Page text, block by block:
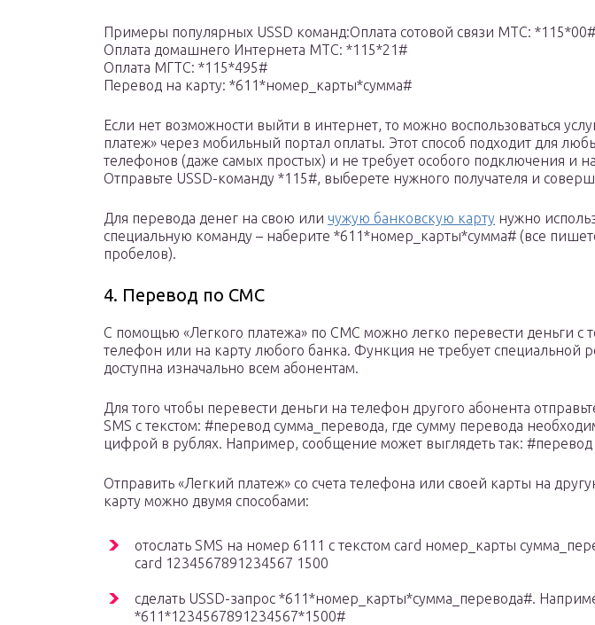
Примеры популярных USSD команд:Оплата сотовой связи МТС: *115*00#
Оплата домашнего Интернета МТС: *115*21#
Оплата МГТС: *115*495#
Перевод на карту: *611*номер_карты*сумма#
Если нет возможности выйти в интернет, то можно воспользоваться
платеж» через мобильный портал оплаты. Этот способ подходит для
телефонов (даже самых простых) и не требует особого подключения и
Отправьте USSD-команду *115#, выберете нужного получателя и
Для перевода денег на свою или чужую банковскую карту нужно
специальную команду – наберите *611*номер_карты*сумма# (все
пробелов).
4. Перевод по СМС
С помощью «Легкого платежа» по СМС можно легко перевести деньги с
телефон или на карту любого банка. Функция не требует специальной
доступна изначально всем абонентам.
Для того чтобы перевести деньги на телефон другого абонента
SMS с текстом: #перевод сумма_перевода, где сумму перевода
цифрой в рублях. Например, сообщение может выглядеть так: #перевод
Отправить «Легкий платеж» со счета телефона или своей карты на
карту можно двумя способами:
отослать SMS на номер 6111 с текстом card номер_карты
card 1234567891234567 1500
сделать USSD-запрос *611*номер_карты*сумма_перевода#.
*611*1234567891234567*1500#